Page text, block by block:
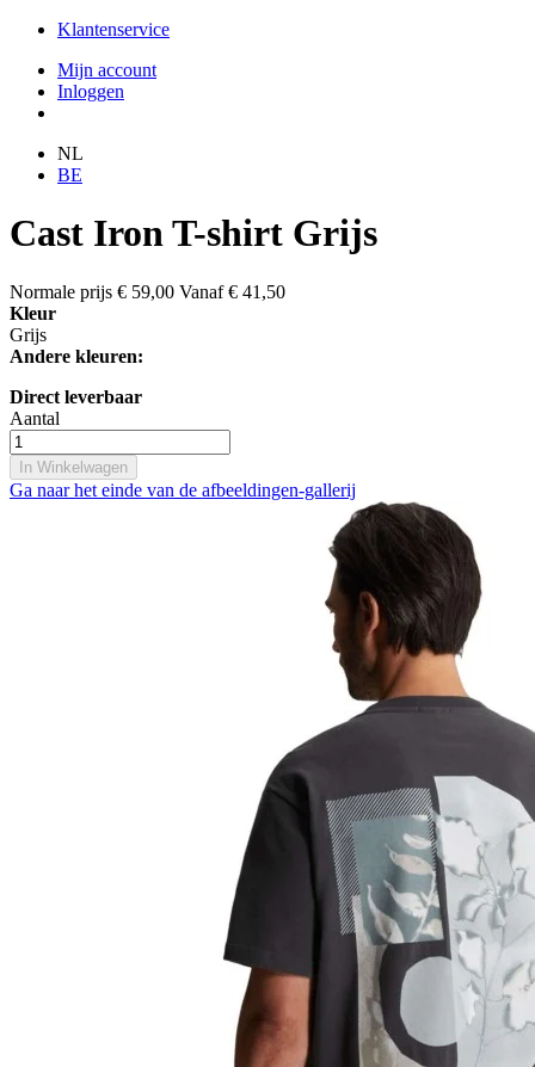
Klantenservice
Mijn account
Inloggen
NL
BE
Cast Iron T-shirt Grijs
Normale prijs € 59,00 Vanaf € 41,50
Kleur
Grijs
Andere kleuren:
Direct leverbaar
Aantal
In Winkelwagen
Ga naar het einde van de afbeeldingen-gallerij